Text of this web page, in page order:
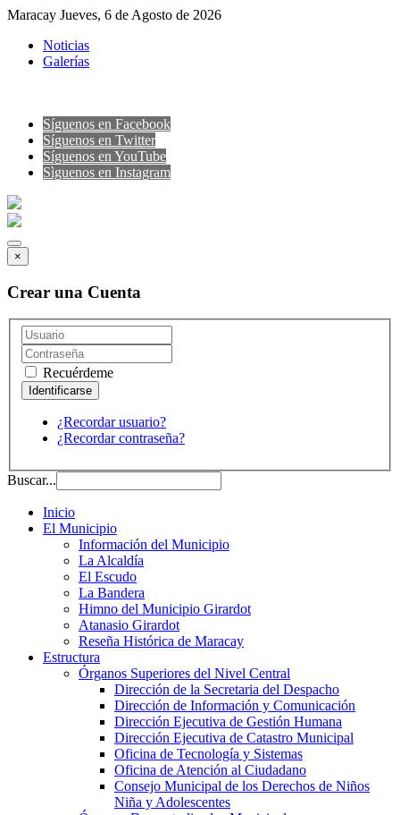
Maracay Jueves, 6 de Agosto de 2026
Noticias
Galerías
Síguenos en Facebook
Síguenos en Twitter
Síguenos en YouTube
Sìguenos en Instagram
×
Crear una Cuenta
Recuérdeme
¿Recordar usuario?
¿Recordar contraseña?
Buscar...
Inicio
El Municipio
Información del Municipio
La Alcaldía
El Escudo
La Bandera
Himno del Municipio Girardot
Atanasio Girardot
Reseña Histórica de Maracay
Estructura
Órganos Superiores del Nivel Central
Dirección de la Secretaria del Despacho
Dirección de Información y Comunicación
Dirección Ejecutiva de Gestión Humana
Dirección Ejecutiva de Catastro Municipal
Oficina de Tecnología y Sistemas
Oficina de Atención al Ciudadano
Consejo Municipal de los Derechos de Niños
Niña y Adolescentes